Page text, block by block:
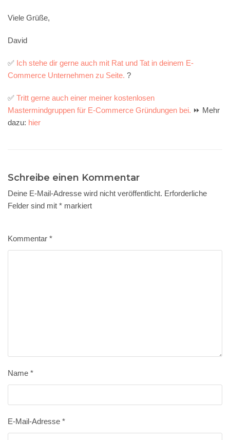
Viele Grüße,
David
✅ Ich stehe dir gerne auch mit Rat und Tat in deinem E-
Commerce Unternehmen zu Seite. ?
✅ Tritt gerne auch einer meiner kostenlosen
Mastermindgruppen für E-Commerce Gründungen bei. ⏩ Mehr
dazu: hier
Schreibe einen Kommentar
Deine E-Mail-Adresse wird nicht veröffentlicht. Erforderliche
Felder sind mit * markiert
Kommentar *
Name *
E-Mail-Adresse *